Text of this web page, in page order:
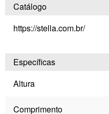
Catálogo
https://stella.com.br/
Específicas
Altura
Comprimento